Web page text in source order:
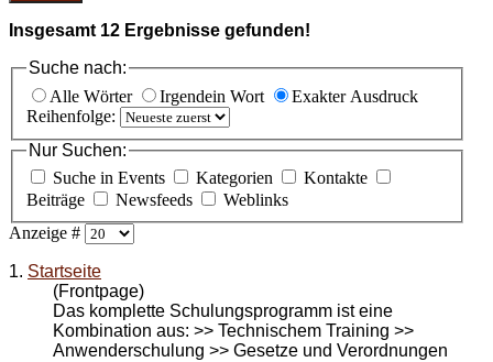
Insgesamt 12 Ergebnisse gefunden!
Suche nach:
Alle Wörter
Irgendein Wort
Exakter Ausdruck
Reihenfolge:
Nur Suchen:
Suche in Events
Kategorien
Kontakte
Beiträge
Newsfeeds
Weblinks
Anzeige #
1. Startseite
(Frontpage)
Das komplette Schulungsprogramm ist eine
Kombination aus: >> Technischem Training >>
Anwenderschulung >> Gesetze und Verordnungen